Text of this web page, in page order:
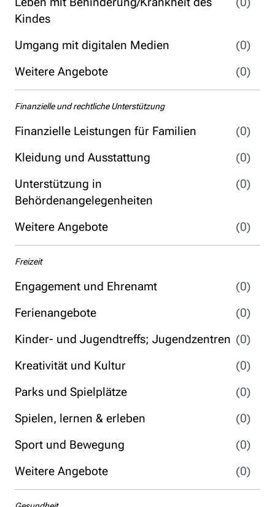
Kindes
Umgang mit digitalen Medien
(0)
Weitere Angebote
(0)
Finanzielle und rechtliche Unterstützung
Finanzielle Leistungen für Familien
(0)
Kleidung und Ausstattung
(0)
Unterstützung in
Behördenangelegenheiten
(0)
Weitere Angebote (0)
Freizeit
Engagement und Ehrenamt
(0)
Ferienangebote
(0)
Kinder- und Jugendtreffs; Jugendzentren (0)
Kreativität und Kultur
(0)
Parks und Spielplätze
(0)
Spielen, lernen & erleben
(0)
Sport und Bewegung
(0)
Weitere Angebote
(0)